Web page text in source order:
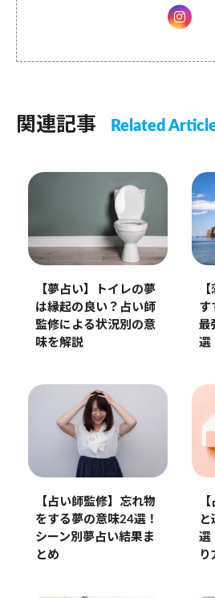
関連記事 Related
【夢占い】トイレの夢
は縁起の良い？占い師
監修による状況別の意
味を解説
す
最
選
【占い師監修】忘れ物
をする夢の意味24選！
シーン別夢占い結果ま
とめ
選
り